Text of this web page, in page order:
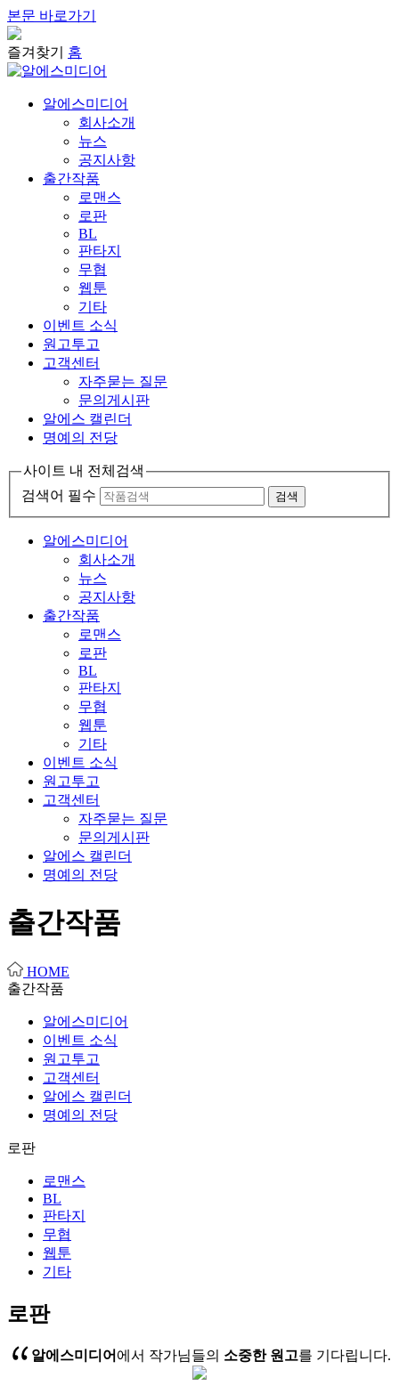
본문 바로가기
즐겨찾기 홈
알에스미디어
회사소개
뉴스
공지사항
출간작품
로맨스
로판
BL
판타지
무협
웹툰
기타
이벤트 소식
원고투고
고객센터
자주묻는 질문
문의게시판
알에스 캘린더
명예의 전당
사이트 내 전체검색
검색어 필수
검색
알에스미디어
회사소개
뉴스
공지사항
출간작품
로맨스
로판
BL
판타지
무협
웹툰
기타
이벤트 소식
원고투고
고객센터
자주묻는 질문
문의게시판
알에스 캘린더
명예의 전당
출간작품
HOME
출간작품
알에스미디어
이벤트 소식
원고투고
고객센터
알에스 캘린더
명예의 전당
로판
로맨스
BL
판타지
무협
웹툰
기타
로판
알에스미디어 에서 작가님들의 소중한 원고를 기다립니다.